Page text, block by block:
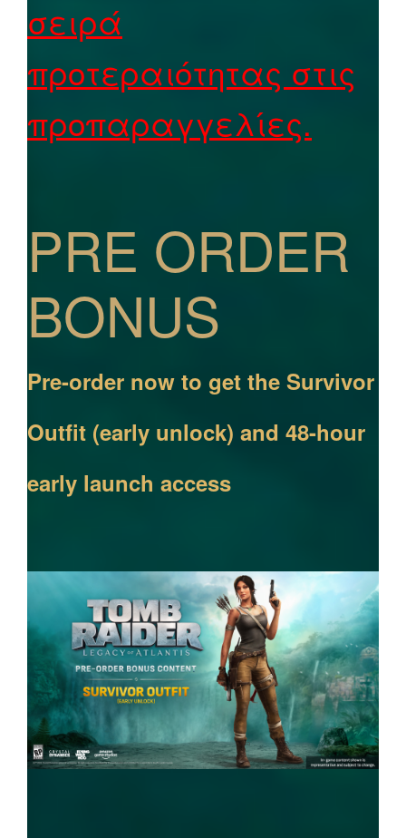
σειρά
προτεραιότητας στις
προπαραγγελίες.
PRE ORDER
BONUS
Pre-order now to get the Survivor
Outfit (early unlock) and 48-hour
early launch access